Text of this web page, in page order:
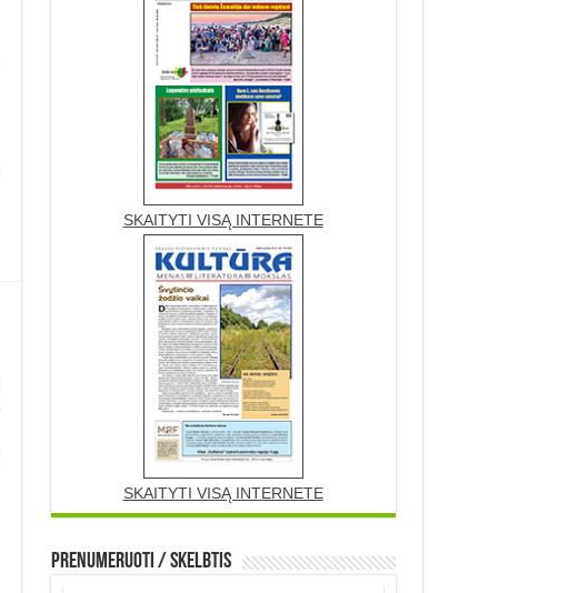
SKAITYTI VISĄ INTERNETE
SKAITYTI VISĄ INTERNETE
Prenumeruoti / Skelbtis